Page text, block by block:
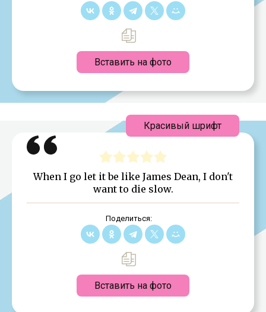
Вставить на фото
When I go let it be like James Dean, I don't
want to die slow.
Поделиться:
Вставить на фото
Красивый шрифт